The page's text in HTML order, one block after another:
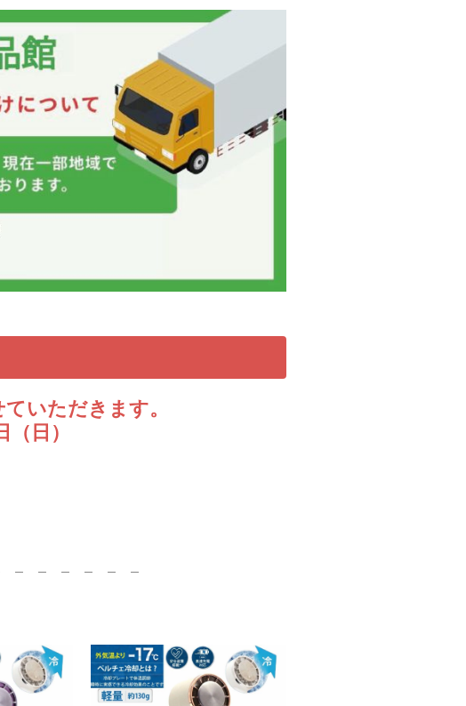
いただきます。
日）